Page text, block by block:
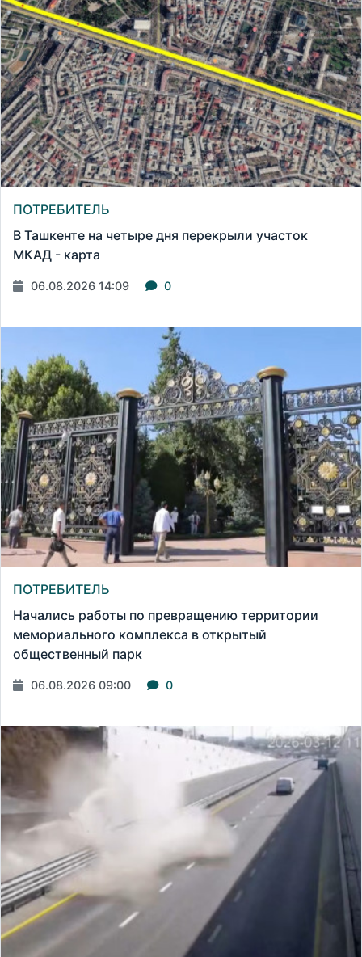
ПОТРЕБИТЕЛЬ
В Ташкенте на четыре дня перекрыли участок
МКАД - карта
06.08.2026 14:09 0
ПОТРЕБИТЕЛЬ
Начались работы по превращению территории
мемориального комплекса в открытый
общественный парк
06.08.2026 09:00 0